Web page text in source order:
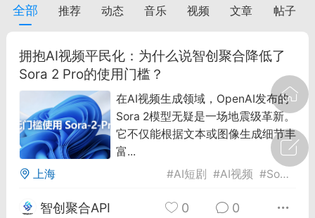
29 10:10 电脑端 智狐AI工作台
中英翻译
事想用上客户端...
1
全部 推荐 动态 音乐 视频 文章 帖子
拥抱AI视频平民化：为什么说智创聚合降低了
Sora 2 Pro的使用门槛？
在AI视频生成领域，OpenAI发布的
Sora 2模型无疑是一场地震级革新。
它不仅能根据文本或图像生成细节丰
富...
上海
#AI短剧 #AI视频 #Sora 2
智创聚合API 0 0